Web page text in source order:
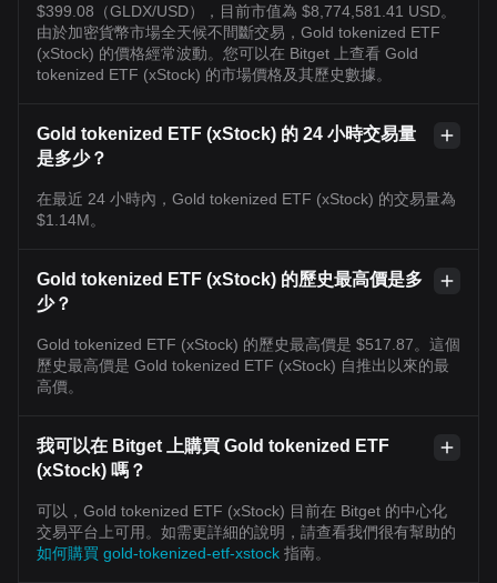
$399.08（GLDX/USD），目前市值為 $8,774,581.41 USD。
由於加密貨幣市場全天候不間斷交易，Gold tokenized ETF
(xStock) 的價格經常波動。您可以在 Bitget 上查看 Gold
tokenized ETF (xStock) 的市場價格及其歷史數據。
Gold tokenized ETF (xStock) 的 24 小時交易量
是多少？
在最近 24 小時內，Gold tokenized ETF (xStock) 的交易量為
$1.14M。
Gold tokenized ETF (xStock) 的歷史最高價是多
少？
Gold tokenized ETF (xStock) 的歷史最高價是 $517.87。這個
歷史最高價是 Gold tokenized ETF (xStock) 自推出以來的最
高價。
我可以在 Bitget 上購買 Gold tokenized ETF
(xStock) 嗎？
可以，Gold tokenized ETF (xStock) 目前在 Bitget 的中心化
交易平台上可用。如需更詳細的說明，請查看我們很有幫助的
如何購買 gold-tokenized-etf-xstock 指南。